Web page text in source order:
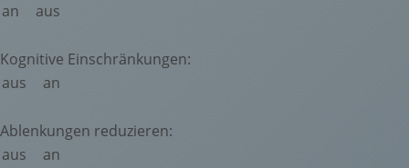
an
aus
Kognitive Einschränkungen:
aus
an
Ablenkungen reduzieren:
aus
an